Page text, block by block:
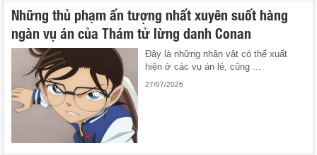
Những thủ phạm ấn tượng nhất xuyên suốt hàng
ngàn vụ án của Thám tử lừng danh Conan
Đây là những nhân vật có thể xuất
hiện ở các vụ án lẻ, cũng ...
27/07/2026